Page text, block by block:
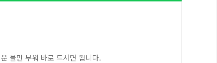
물만 부워 바로 드시면 됩니다.